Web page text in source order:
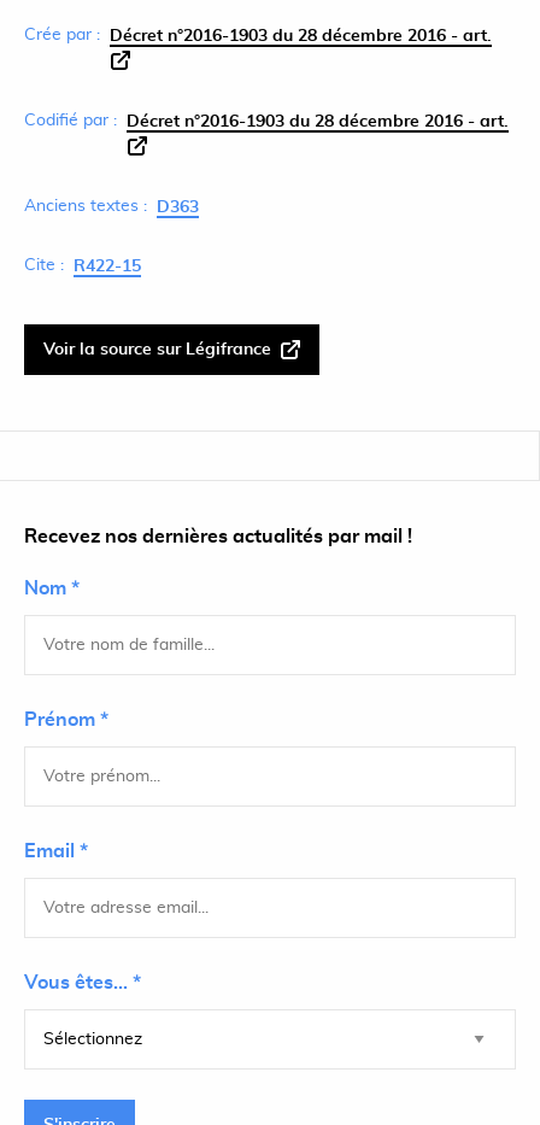
Crée par : Décret n°2016-1903 du 28 décembre 2016 - art.
Codifié par : Décret n°2016-1903 du 28 décembre 2016 - art.
Anciens textes : D363
Cite : R422-15
Voir la source sur Légifrance
Recevez nos dernières actualités par mail !
Nom *
Prénom *
Email *
Vous êtes... *